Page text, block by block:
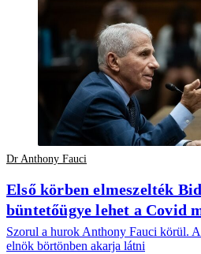
Dr Anthony Fauci
Első körben elmeszelték
büntetőügye lehet a Covid
Szorul a hurok Anthony Fauci körül. A
elnök börtönben akarja látni